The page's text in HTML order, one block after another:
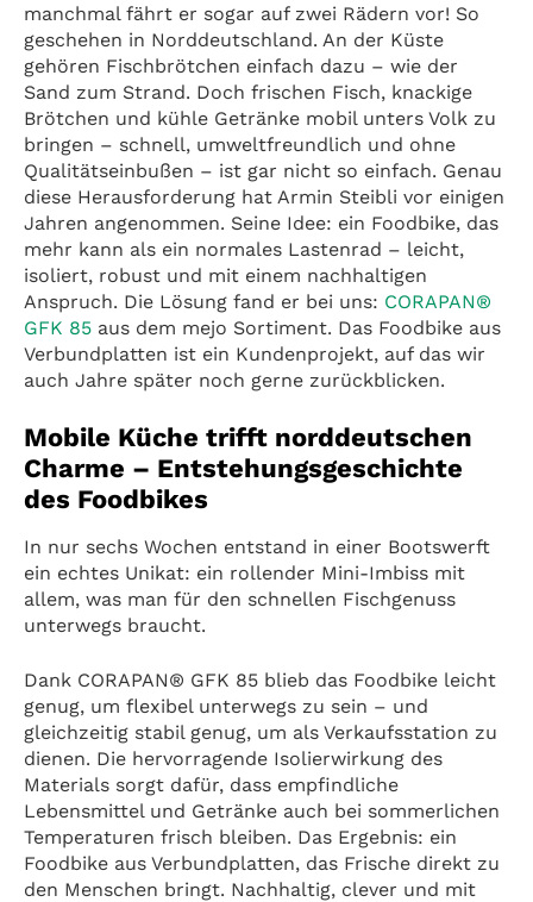
manchmal fährt er sogar auf zwei Rädern vor! So
geschehen in Norddeutschland. An der Küste
gehören Fischbrötchen einfach dazu – wie der
Sand zum Strand. Doch frischen Fisch, knackige
Brötchen und kühle Getränke mobil unters Volk zu
bringen – schnell, umweltfreundlich und ohne
Qualitätseinbußen – ist gar nicht so einfach. Genau
diese Herausforderung hat Armin Steibli vor einigen
Jahren angenommen. Seine Idee: ein Foodbike, das
mehr kann als ein normales Lastenrad – leicht,
isoliert, robust und mit einem nachhaltigen
Anspruch. Die Lösung fand er bei uns: CORAPAN®
GFK 85 aus dem mejo Sortiment. Das Foodbike aus
Verbundplatten ist ein Kundenprojekt, auf das wir
auch Jahre später noch gerne zurückblicken.
Mobile Küche trifft norddeutschen
Charme – Entstehungsgeschichte
des Foodbikes
In nur sechs Wochen entstand in einer Bootswerft
ein echtes Unikat: ein rollender Mini-Imbiss mit
allem, was man für den schnellen Fischgenuss
unterwegs braucht.
Dank CORAPAN® GFK 85 blieb das Foodbike leicht
genug, um flexibel unterwegs zu sein – und
gleichzeitig stabil genug, um als Verkaufsstation zu
dienen. Die hervorragende Isolierwirkung des
Materials sorgt dafür, dass empfindliche
Lebensmittel und Getränke auch bei sommerlichen
Temperaturen frisch bleiben. Das Ergebnis: ein
Foodbike aus Verbundplatten, das Frische direkt zu
den Menschen bringt. Nachhaltig, clever und mit